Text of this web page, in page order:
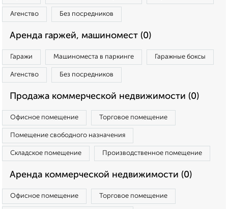
Агенство Без посредников
Аренда гаржей, машиномест (0)
Гаражи Машиноместа в паркинге Гаражные боксы
Агенство Без посредников
Продажа коммерческой недвижимости (0)
Офисное помещение Торговое помещение
Помещение свободного назначения
Складское помещение Производственное помещение
Аренда коммерческой недвижимости (0)
Офисное помещение Торговое помещение